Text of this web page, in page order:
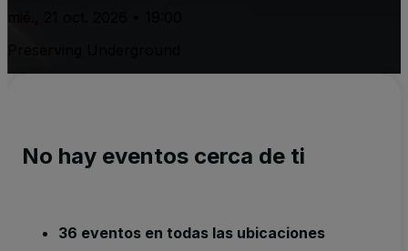
No hay eventos cerca de ti
36 eventos en todas las ubicaciones